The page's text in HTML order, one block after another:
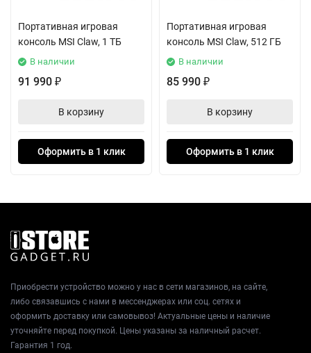
Портативная игровая
консоль MSI Claw, 1 ТБ
В наличии
91 990 ₽
В корзину
Оформить в 1 клик
Портативная игровая
консоль MSI Claw, 512 ГБ
В наличии
85 990 ₽
В корзину
Оформить в 1 клик
Приобрести устройство можно у нас в сети магазинов, на сайте,
либо связавшись с нами в мессенджерах или соц. сетях и
оформить доставку или самовывоз! Актуальные цены и наличие
уточняйте перед покупкой. Цены указаны за наличный расчет.
Гарантия 1 год.